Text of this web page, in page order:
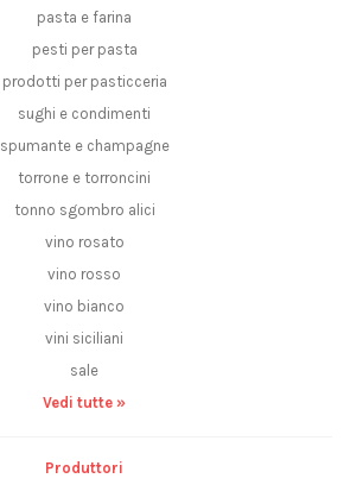
pasta e farina
pesti per pasta
prodotti per pasticceria
sughi e condimenti
spumante e champagne
torrone e torroncini
tonno sgombro alici
vino rosato
vino rosso
vino bianco
vini siciliani
sale
Vedi tutte »
Produttori